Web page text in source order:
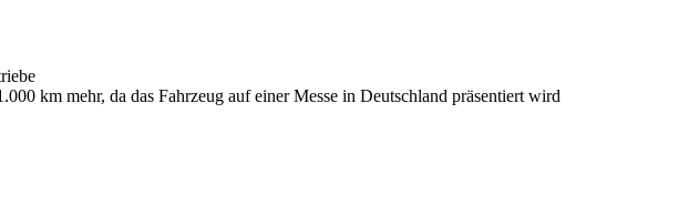
km mehr, da das Fahrzeug auf einer Messe in Deutschland präsentiert wird